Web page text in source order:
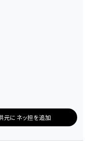
元にネッ担を追加